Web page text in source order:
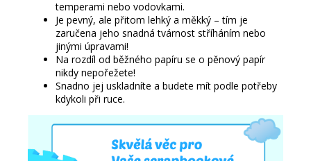
temperami nebo vodovkami.
Je pevný, ale přitom lehký a měkký – tím je
zaručena jeho snadná tvárnost stříháním nebo
jinými úpravami!
Na rozdíl od běžného papíru se o pěnový papír
nikdy nepořežete!
Snadno jej uskladníte a budete mít podle potřeby
kdykoli při ruce.